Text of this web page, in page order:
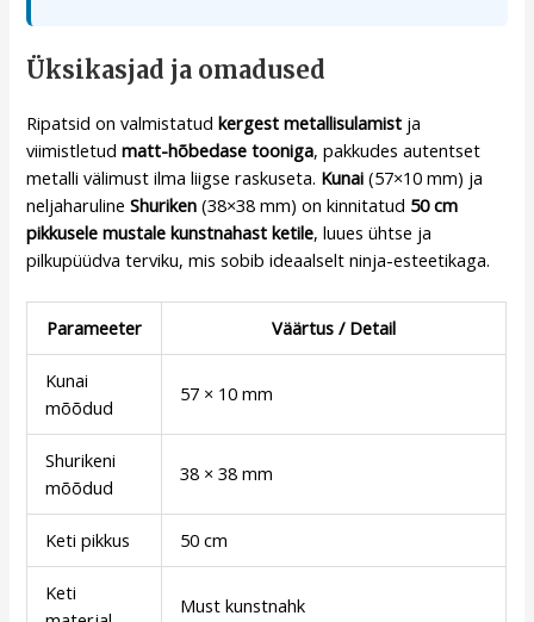
Üksikasjad ja omadused
Ripatsid on valmistatudkergest metallisulamist ja
viimistletudmatt-hõbedase tooniga, pakkudes autentset
metalli välimust ilma liigse raskuseta. Kunai (57×10 mm) ja
neljaharulineShuriken (38×38 mm) on kinnitatud 50 cm
pikkusele mustale kunstnahast ketile, luues ühtse ja
pilkupüüdva terviku, mis sobib ideaalselt ninja-esteetikaga.
Parameeter Väärtus / Detail
Kunai
mõõdud
57 × 10 mm
Shurikeni
mõõdud
38 × 38 mm
Keti pikkus 50 cm
Keti
Must kunstnahk